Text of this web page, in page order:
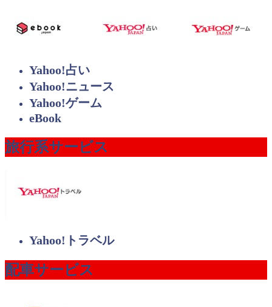
Yahoo!占い
Yahoo!ニュース
Yahoo!ゲーム
eBook
旅行系サービス
Yahoo!トラベル
配車サービス